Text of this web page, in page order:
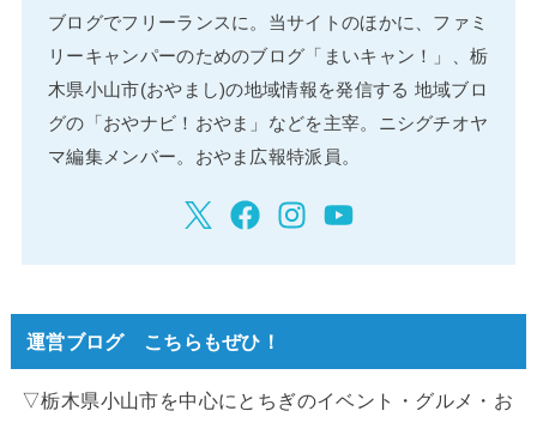
ブログでフリーランスに。当サイトのほかに、ファミ
リーキャンパーのためのブログ「まいキャン！」、栃
木県小山市(おやまし)の地域情報を発信する 地域ブロ
グの「おやナビ！おやま」などを主宰。ニシグチオヤ
マ編集メンバー。おやま広報特派員。
運営ブログ こちらもぜひ！
▽栃木県小山市を中心にとちぎのイベント・グルメ・お